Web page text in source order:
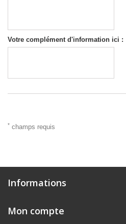
Votre complément d'information ici :
* champs requis
Informations
Mon compte